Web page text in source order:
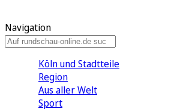
Navigation
Köln und Stadtteile
Region
Aus aller Welt
Sport